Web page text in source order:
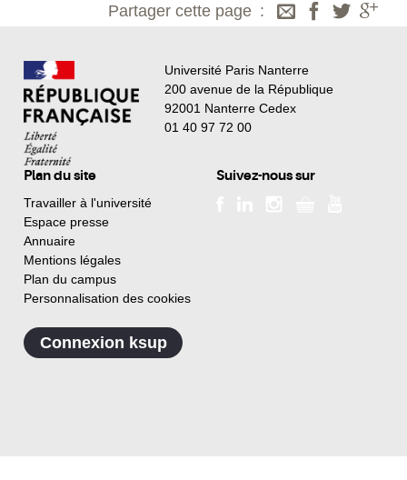
Partager cette page
Université Paris Nanterre
200 avenue de la République
92001 Nanterre Cedex
01 40 97 72 00
Plan du site
Travailler à l'université
Espace presse
Annuaire
Mentions légales
Plan du campus
Personnalisation des cookies
Suivez-nous sur
Connexion ksup